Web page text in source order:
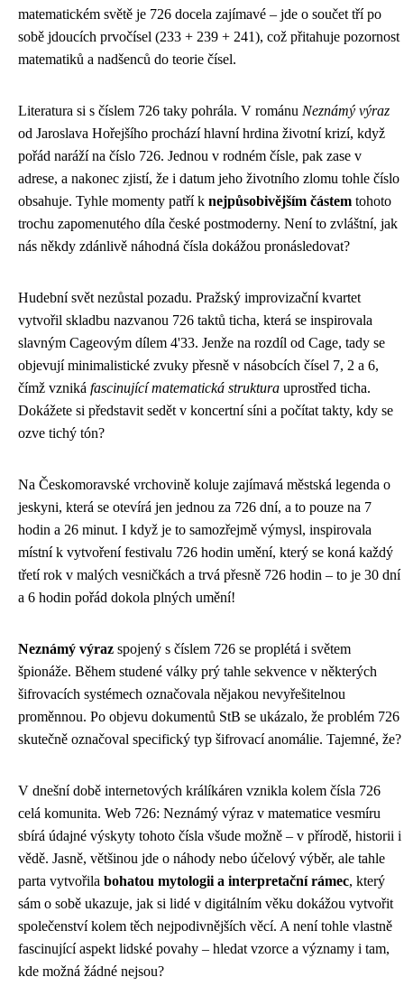
matematickém světě je 726 docela zajímavé – jde o součet tří po
sobě jdoucích prvočísel (233 + 239 + 241), což přitahuje pozornost
matematiků a nadšenců do teorie čísel.
Literatura si s číslem 726 taky pohrála. V románu Neznámý výraz
od Jaroslava Hořejšího prochází hlavní hrdina životní krizí, když
pořád naráží na číslo 726. Jednou v rodném čísle, pak zase v
adrese, a nakonec zjistí, že i datum jeho životního zlomu tohle číslo
obsahuje. Tyhle momenty patří k nejpůsobivějším částem tohoto
trochu zapomenutého díla české postmoderny. Není to zvláštní, jak
nás někdy zdánlivě náhodná čísla dokážou pronásledovat?
Hudební svět nezůstal pozadu. Pražský improvizační kvartet
vytvořil skladbu nazvanou 726 taktů ticha, která se inspirovala
slavným Cageovým dílem 4'33. Jenže na rozdíl od Cage, tady se
objevují minimalistické zvuky přesně v násobcích čísel 7, 2 a 6,
čímž vzniká fascinující matematická struktura uprostřed ticha.
Dokážete si představit sedět v koncertní síni a počítat takty, kdy se
ozve tichý tón?
Na Českomoravské vrchovině koluje zajímavá městská legenda o
jeskyni, která se otevírá jen jednou za 726 dní, a to pouze na 7
hodin a 26 minut. I když je to samozřejmě výmysl, inspirovala
místní k vytvoření festivalu 726 hodin umění, který se koná každý
třetí rok v malých vesničkách a trvá přesně 726 hodin – to je 30 dní
a 6 hodin pořád dokola plných umění!
Neznámý výraz spojený s číslem 726 se proplétá i světem
špionáže. Během studené války prý tahle sekvence v některých
šifrovacích systémech označovala nějakou nevyřešitelnou
proměnnou. Po objevu dokumentů StB se ukázalo, že problém 726
skutečně označoval specifický typ šifrovací anomálie. Tajemné, že?
V dnešní době internetových králíkáren vznikla kolem čísla 726
celá komunita. Web 726: Neznámý výraz v matematice vesmíru
sbírá údajné výskyty tohoto čísla všude možně – v přírodě, historii i
vědě. Jasně, většinou jde o náhody nebo účelový výběr, ale tahle
parta vytvořila bohatou mytologii a interpretační rámec, který
sám o sobě ukazuje, jak si lidé v digitálním věku dokážou vytvořit
společenství kolem těch nejpodivnějších věcí. A není tohle vlastně
fascinující aspekt lidské povahy – hledat vzorce a významy i tam,
kde možná žádné nejsou?